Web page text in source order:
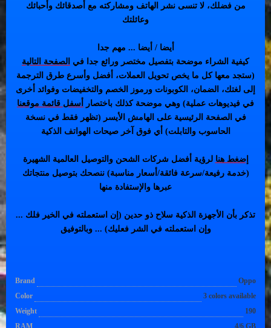
من فضلك، لا تنسى نشر الهاتف ومشاركته مع أصدقائك وأحبائك
وعائلتك
أيضا / أيضا ... مهم جدا
كيفية الشراء موضحة بتفصيل مختصر ورائع جدا في الصفحة التالية
(ستجد معها كل ما يخص تحويل العملات، أفضل وأسرع طرق الترجمة
إلى لغتك، الضمان، الكوبونات ورموز الخصم والتخفيضات وفوائد أخرى
في فيديوهات عملية) وهي موضحة كذلك باختصار
أسفل قائمة موقعنا
في الصفحة الرئيسية على الهامش الأيسر (تظهر فقط في نسخة
الحاسوب والتابلت) أي فوق آخر صيحات الهواتف الذكية
إضغط هنا لرؤية أفضل شركات الشحن والتوصيل العالمية الشهيرة
(خدمة رفيعة/سرعة فائقة/أسعار مناسبة) ننصحك بتوصيل منتجاتك
عبرها والإستفادة منها
تذكر بأن الأجهزة الذكية سلاح ذو حدين (إن استعملته في الخير فلك ...
وإن استعملته في الشر فعليك) ... وبالتوفيق
Brand
Oppo
Color
3 colors available
Weight
190
RAM
4/6 GB